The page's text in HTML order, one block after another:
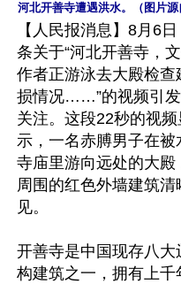
河北开善寺遭遇洪水。（图片源
【人民报消息】8月6
条关于“河北开善寺，
作者正游泳去大殿检查
损情况……”的视频引
关注。这段22秒的视频
示，一名赤膊男子在被
寺庙里游向远处的大殿
周围的红色外墙建筑清
见。
开善寺是中国现存八大
构建筑之一，拥有上千